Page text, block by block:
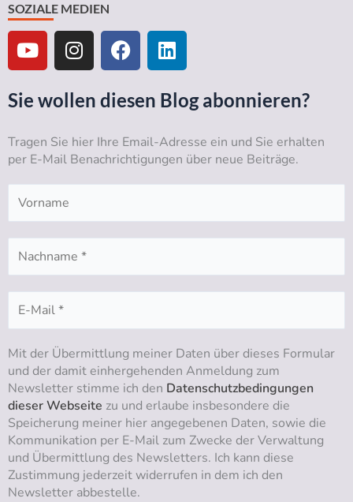
SOZIALE MEDIEN
Y
o
u
t
u
e
I
n
s
t
a
r
a
m
F
a
c
e
b
o
o
k
L
i
n
k
e
d
i
n
Sie wollen diesen Blog abonnieren?
Tragen Sie hier Ihre Email-Adresse ein und Sie erhalten
per E-Mail Benachrichtigungen über neue Beiträge.
Mit der Übermittlung meiner Daten über dieses Formular
und der damit einhergehenden Anmeldung zum
Newsletter stimme ich den Datenschutzbedingungen
dieser Webseite zu und erlaube insbesondere die
Speicherung meiner hier angegebenen Daten, sowie die
Kommunikation per E-Mail zum Zwecke der Verwaltung
und Übermittlung des Newsletters. Ich kann diese
Zustimmung jederzeit widerrufen in dem ich den
Newsletter abbestelle.